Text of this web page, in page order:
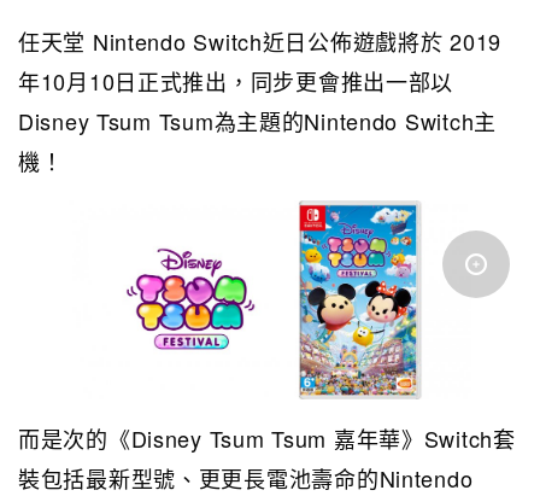
任天堂 Nintendo Switch近日公佈遊戲將於 2019
年10月10日正式推出，同步更會推出一部以
Disney Tsum Tsum為主題的Nintendo Switch主
機！
而是次的《Disney Tsum Tsum 嘉年華》Switch套
裝包括最新型號、更更長電池壽命的Nintendo